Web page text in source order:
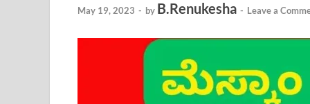
May 19, 2023 - by B.Renukesha - Leave a